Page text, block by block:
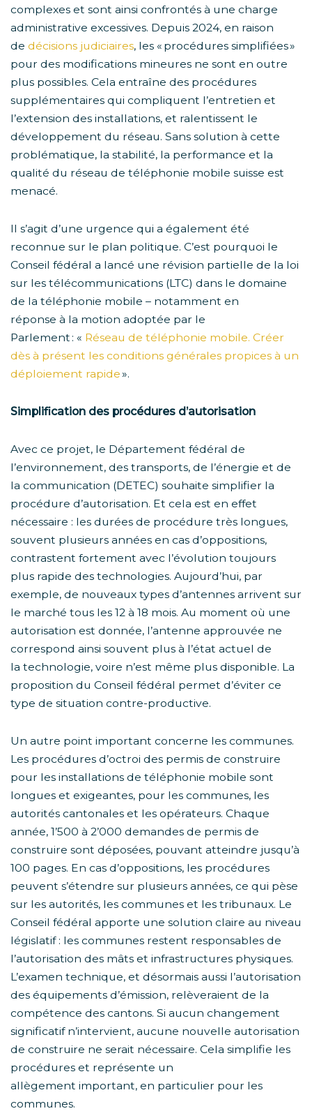
complexes et sont ainsi confrontés à une charge
administrative excessives. Depuis 2024, en raison
de décisions judiciaires, les « procédures simplifiées »
pour des modifications mineures ne sont en outre
plus possibles. Cela entraîne des procédures
supplémentaires qui compliquent l’entretien et
l’extension des installations, et ralentissent le
développement du réseau. Sans solution à cette
problématique, la stabilité, la performance et la
qualité du réseau de téléphonie mobile suisse est
menacé.
Il s’agit d’une urgence qui a également été
reconnue sur le plan politique. C’est pourquoi le
Conseil fédéral a lancé une révision partielle de la loi
sur les télécommunications (LTC) dans le domaine
de la téléphonie mobile – notamment en
réponse à la motion adoptée par le
Parlement : « Réseau de téléphonie mobile. Créer
dès à présent les conditions générales propices à un
déploiement rapide».
Simplification des procédures d’autorisation
Avec ce projet, le Département fédéral de
l’environnement, des transports, de l’énergie et de
la communication (DETEC) souhaite simplifier la
procédure d’autorisation. Et cela est en effet
nécessaire : les durées de procédure très longues,
souvent plusieurs années en cas d’oppositions,
contrastent fortement avec l’évolution toujours
plus rapide des technologies. Aujourd’hui, par
exemple, de nouveaux types d’antennes arrivent sur
le marché tous les 12 à 18 mois. Au moment où une
autorisation est donnée, l’antenne approuvée ne
correspond ainsi souvent plus à l’état actuel de
la technologie, voire n’est même plus disponible. La
proposition du Conseil fédéral permet d’éviter ce
type de situation contre-productive.
Un autre point important concerne les communes.
Les procédures d’octroi des permis de construire
pour les installations de téléphonie mobile sont
longues et exigeantes, pour les communes, les
autorités cantonales et les opérateurs. Chaque
année, 1’500 à 2’000 demandes de permis de
construire sont déposées, pouvant atteindre jusqu’à
100 pages. En cas d’oppositions, les procédures
peuvent s’étendre sur plusieurs années, ce qui pèse
sur les autorités, les communes et les tribunaux. Le
Conseil fédéral apporte une solution claire au niveau
législatif : les communes restent responsables de
l’autorisation des mâts et infrastructures physiques.
L’examen technique, et désormais aussi l’autorisation
des équipements d’émission, relèveraient de la
compétence des cantons. Si aucun changement
significatif n’intervient, aucune nouvelle autorisation
de construire ne serait nécessaire. Cela simplifie les
procédures et représente un
allègement important, en particulier pour les
communes.